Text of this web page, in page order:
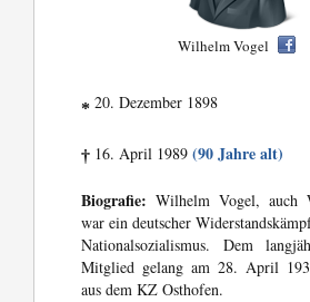
Wilhelm Vogel
* 20. Dezember 1898
† 16. April 1989(90 Jahre alt)
Biografie: Wilhelm Vogel, auch
war ein deutscher
Nationalsozialismus. Dem
Mitglied gelang am 28. April
aus dem KZ Osthofen.